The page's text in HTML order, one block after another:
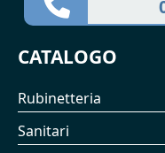
CATALOGO
Rubinetteria
Sanitari